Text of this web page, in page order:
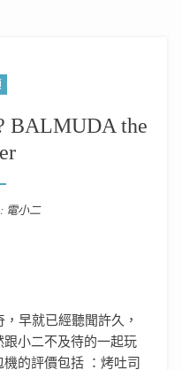
BALMUDA the
電小二
早就已經聽聞許久，
小二不及待的一起玩
的評價包括 ：烤吐司